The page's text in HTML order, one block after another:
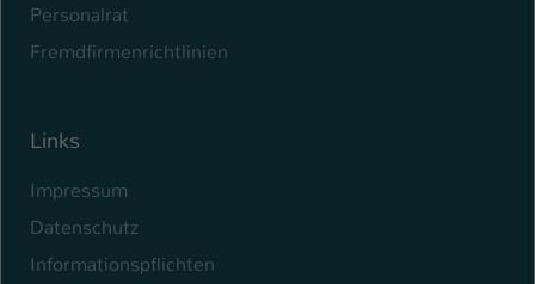
Personalrat
Fremdfirmenrichtlinien
Links
Impressum
Datenschutz
Informationspflichten